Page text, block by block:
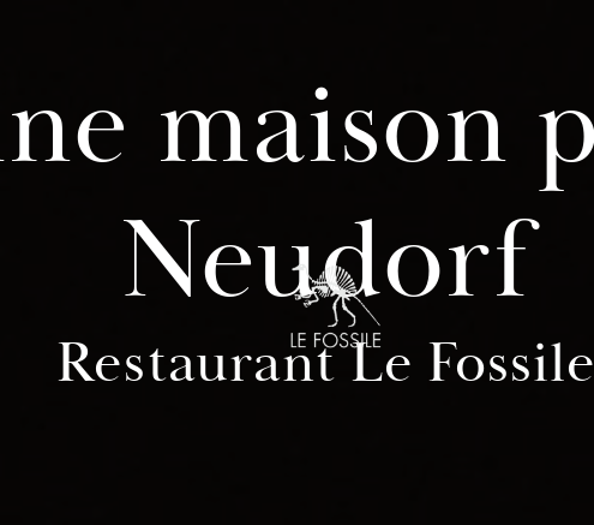
maison
Neudorf
Restaurant Le Fossile